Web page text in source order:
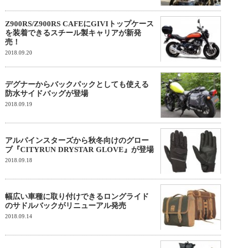
Z900RS/Z900RS CAFEにGIVIトップケース
を装着できるスチール製キャリアが新発
売！
2018.09.20
デグナーからバックパックとしても使える
防水サイドバッグが登場
2018.09.19
アルパインスターズから秋冬向けのグロー
ブ『CITYRUN DRYSTAR GLOVE』が登場
2018.09.18
幅広い車種に取り付けできるロングライド
のサドルバックがリニューアル発売
2018.09.14